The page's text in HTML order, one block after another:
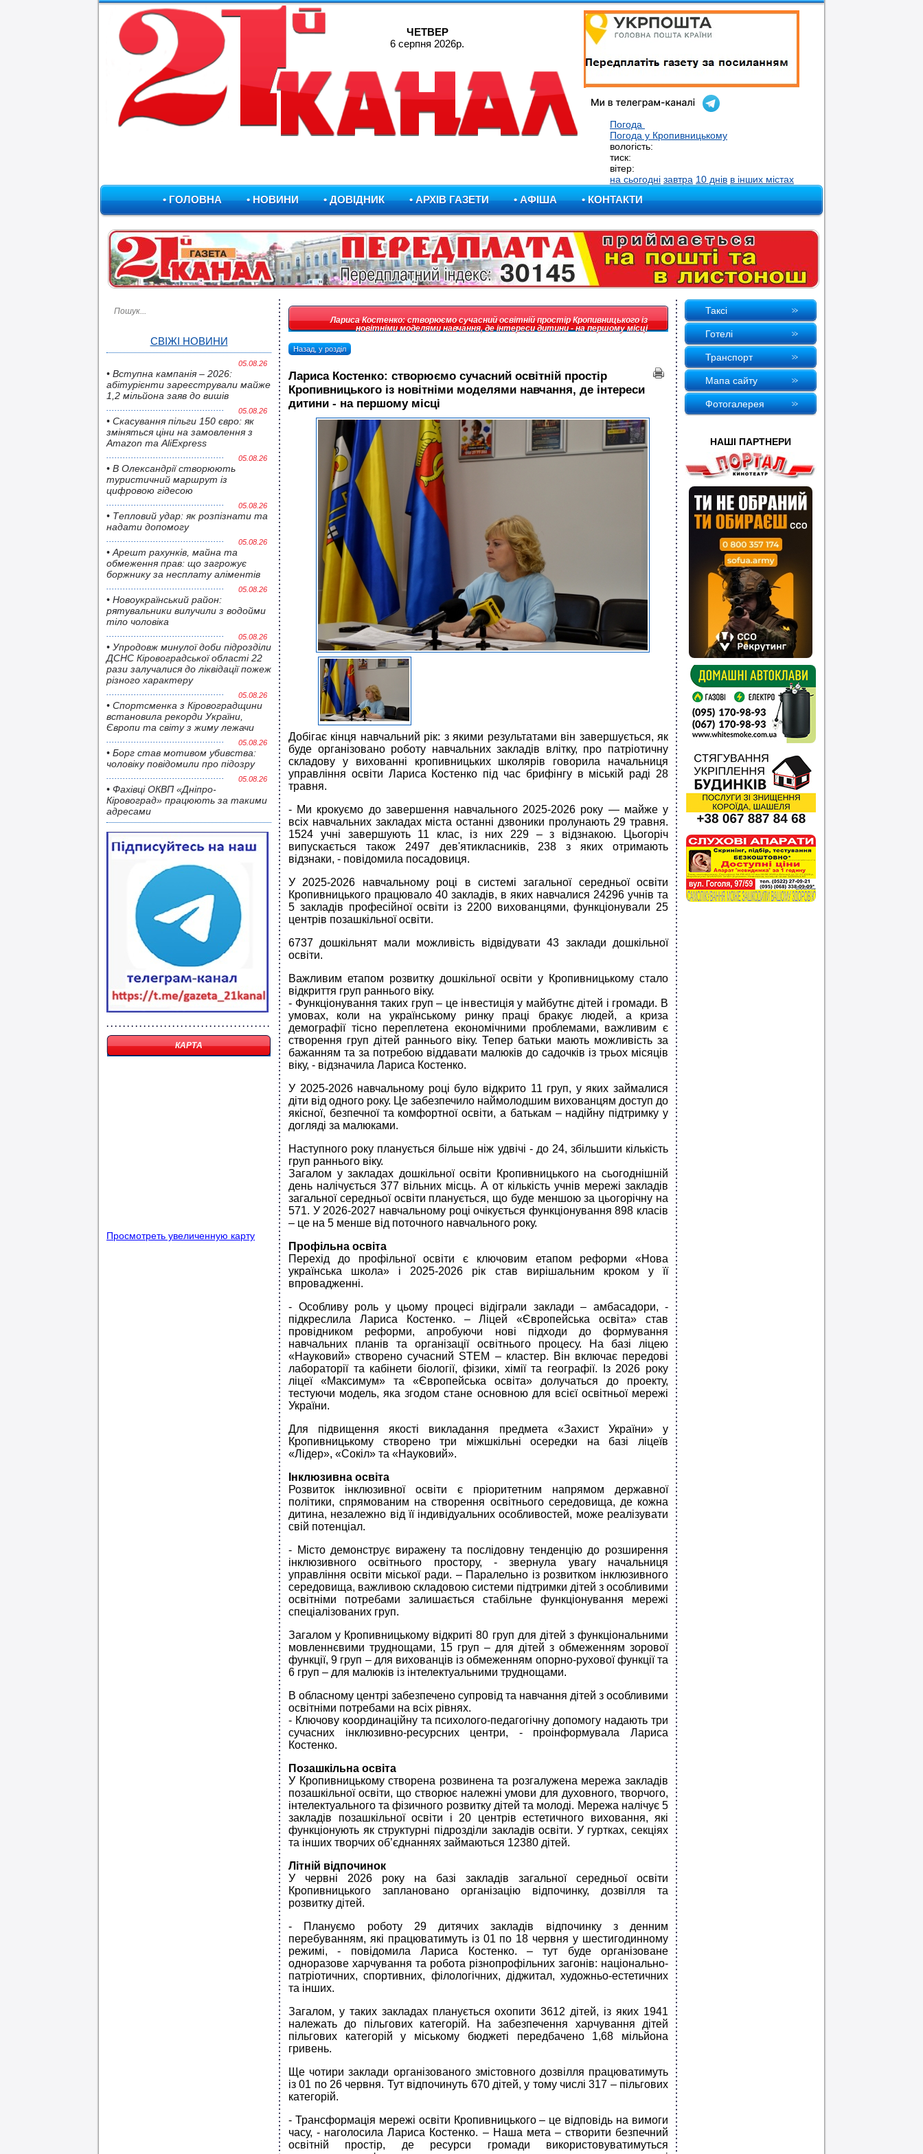
ЧЕТВЕР
6 серпня 2026р.
Погода
Погода у Кропивницькому
вологість:
тиск:
вітер:
на сьогодні завтра 10 днів в інших містах
• ГОЛОВНА • НОВИНИ • ДОВІДНИК • АРХІВ ГАЗЕТИ • АФІША • КОНТАКТИ
СВІЖІ НОВИНИ
05.08.26
• Вступна кампанія – 2026:
абітурієнти зареєстрували майже
1,2 мільйона заяв до вишів
05.08.26
• Скасування пільги 150 євро: як
зміняться ціни на замовлення з
Amazon та AliExpress
05.08.26
• В Олександрії створюють
туристичний маршрут із
цифровою гідесою
05.08.26
• Тепловий удар: як розпізнати та
надати допомогу
05.08.26
• Арешт рахунків, майна та
обмеження прав: що загрожує
боржнику за несплату аліментів
05.08.26
• Новоукраїнський район:
рятувальники вилучили з водойми
тіло чоловіка
05.08.26
• Упродовж минулої доби підрозділи
ДСНС Кіровоградської області 22
рази залучалися до ліквідації пожеж
різного характеру
05.08.26
• Спортсменка з Кіровоградщини
встановила рекорди України,
Європи та світу з жиму лежачи
05.08.26
• Борг став мотивом убивства:
чоловіку повідомили про підозру
05.08.26
• Фахівці ОКВП «Дніпро-
Кіровоград» працюють за такими
адресами
КАРТА
Просмотреть увеличенную карту
Лариса Костенко: створюємо сучасний освітній простір Кропивницького із
новітніми моделями навчання, де інтереси дитини - на першому місці
Назад, у розділ
Лариса Костенко: створюємо сучасний освітній простір
Кропивницького із новітніми моделями навчання, де інтереси
дитини - на першому місці
Добігає кінця навчальний рік: з якими результатами він завершується, як
буде організовано роботу навчальних закладів влітку, про патріотичну
складову у вихованні кропивницьких школярів говорила начальниця
управління освіти Лариса Костенко під час брифінгу в міській раді 28
травня.
- Ми крокуємо до завершення навчального 2025-2026 року — майже у
всіх навчальних закладах міста останні дзвоники пролунають 29 травня.
1524 учні завершують 11 клас, із них 229 – з відзнакою. Цьогоріч
випускається також 2497 дев'ятикласників, 238 з яких отримають
відзнаки, - повідомила посадовиця.
У 2025-2026 навчальному році в системі загальної середньої освіти
Кропивницького працювало 40 закладів, в яких навчалися 24296 учнів та
5 закладів професійної освіти із 2200 вихованцями, функціонували 25
центрів позашкільної освіти.
6737 дошкільнят мали можливість відвідувати 43 заклади дошкільної
освіти.
Важливим етапом розвитку дошкільної освіти у Кропивницькому стало
відкриття груп раннього віку.
- Функціонування таких груп – це інвестиція у майбутнє дітей і громади. В
умовах, коли на українському ринку праці бракує людей, а криза
демографії тісно переплетена економічними проблемами, важливим є
створення груп дітей раннього віку. Тепер батьки мають можливість за
бажанням та за потребою віддавати малюків до садочків із трьох місяців
віку, - відзначила Лариса Костенко.
У 2025-2026 навчальному році було відкрито 11 груп, у яких займалися
діти від одного року. Це забезпечило наймолодшим вихованцям доступ до
якісної, безпечної та комфортної освіти, а батькам – надійну підтримку у
догляді за малюками.
Наступного року планується більше ніж удвічі - до 24, збільшити кількість
груп раннього віку.
Загалом у закладах дошкільної освіти Кропивницького на сьогоднішній
день налічується 377 вільних місць. А от кількість учнів мережі закладів
загальної середньої освіти планується, що буде меншою за цьогорічну на
571. У 2026-2027 навчальному році очікується функціонування 898 класів
– це на 5 менше від поточного навчального року.
Профільна освіта
Перехід до профільної освіти є ключовим етапом реформи «Нова
українська школа» і 2025-2026 рік став вирішальним кроком у її
впровадженні.
- Особливу роль у цьому процесі відіграли заклади – амбасадори, -
підкреслила Лариса Костенко. – Ліцей «Європейська освіта» став
провідником реформи, апробуючи нові підходи до формування
навчальних планів та організації освітнього процесу. На базі ліцею
«Науковий» створено сучасний STEM – кластер. Він включає передові
лабораторії та кабінети біології, фізики, хімії та географії. Із 2026 року
ліцеї «Максимум» та «Європейська освіта» долучаться до проекту,
тестуючи модель, яка згодом стане основною для всієї освітньої мережі
України.
Для підвищення якості викладання предмета «Захист України» у
Кропивницькому створено три міжшкільні осередки на базі ліцеїв
«Лідер», «Сокіл» та «Науковий».
Інклюзивна освіта
Розвиток інклюзивної освіти є пріоритетним напрямом державної
політики, спрямованим на створення освітнього середовища, де кожна
дитина, незалежно від її індивідуальних особливостей, може реалізувати
свій потенціал.
- Місто демонструє виражену та послідовну тенденцію до розширення
інклюзивного освітнього простору, - звернула увагу начальниця
управління освіти міської ради. – Паралельно із розвитком інклюзивного
середовища, важливою складовою системи підтримки дітей з особливими
освітніми потребами залишається стабільне функціонування мережі
спеціалізованих груп.
Загалом у Кропивницькому відкриті 80 груп для дітей з функціональними
мовленнєвими труднощами, 15 груп – для дітей з обмеженням зорової
функції, 9 груп – для вихованців із обмеженням опорно-рухової функції та
6 груп – для малюків із інтелектуальними труднощами.
В обласному центрі забезпечено супровід та навчання дітей з особливими
освітніми потребами на всіх рівнях.
- Ключову координаційну та психолого-педагогічну допомогу надають три
сучасних інклюзивно-ресурсних центри, - проінформувала Лариса
Костенко.
Позашкільна освіта
У Кропивницькому створена розвинена та розгалужена мережа закладів
позашкільної освіти, що створює належні умови для духовного, творчого,
інтелектуального та фізичного розвитку дітей та молоді. Мережа налічує 5
закладів позашкільної освіти і 20 центрів естетичного виховання, які
функціонують як структурні підрозділи закладів освіти. У гуртках, секціях
та інших творчих об’єднаннях займаються 12380 дітей.
Літній відпочинок
У червні 2026 року на базі закладів загальної середньої освіти
Кропивницького заплановано організацію відпочинку, дозвілля та
розвитку дітей.
- Плануємо роботу 29 дитячих закладів відпочинку з денним
перебуванням, які працюватимуть із 01 по 18 червня у шестигодинному
режимі, - повідомила Лариса Костенко. – тут буде організоване
одноразове харчування та робота різнопрофільних загонів: національно-
патріотичних, спортивних, філологічних, діджитал, художньо-естетичних
та інших.
Загалом, у таких закладах планується охопити 3612 дітей, із яких 1941
належать до пільгових категорій. На забезпечення харчування дітей
пільгових категорій у міському бюджеті передбачено 1,68 мільйона
гривень.
Ще чотири заклади організованого змістовного дозвілля працюватимуть
із 01 по 26 червня. Тут відпочинуть 670 дітей, у тому числі 317 – пільгових
категорій.
- Трансформація мережі освіти Кропивницького – це відповідь на вимоги
часу, - наголосила Лариса Костенко. – Наша мета – створити безпечний
освітній простір, де ресурси громади використовуватимуться
Таксi
Готелi
Транспорт
Мапа сайту
Фотогалерея
НАШI ПАРТНЕРИ